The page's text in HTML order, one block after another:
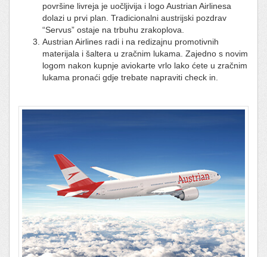
površine livreja je uočljivija i logo Austrian Airlinesa
dolazi u prvi plan. Tradicionalni austrijski pozdrav
“Servus” ostaje na trbuhu zrakoplova.
Austrian Airlines radi i na redizajnu promotivnih
materijala i šaltera u zračnim lukama. Zajedno s novim
logom nakon kupnje aviokarte vrlo lako ćete u zračnim
lukama pronaći gdje trebate napraviti check in.